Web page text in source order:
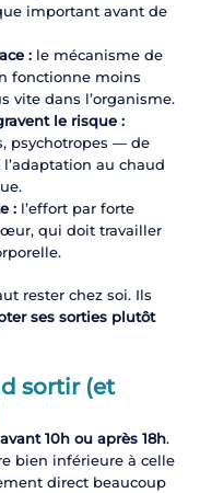
important avant de
:le mécanisme de
fonctionne moins
vite dans l’organisme.
le risque :
psychotropes — de
au chaud
:l’effort par forte
qui doit travailler
rester chez soi. Ils
ses sorties plutôt
sortir (et
avant 10h ou après 18h.
bien inférieure à celle
direct beaucoup